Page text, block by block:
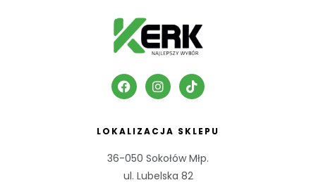
LOKALIZACJA SKLEPU
36-050 Sokołów Młp.
ul. Lubelska 82